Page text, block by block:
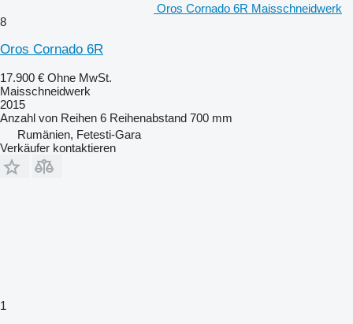
Oros Cornado 6R Maisschneidwerk
8
Oros Cornado 6R
17.900 € Ohne MwSt.
Maisschneidwerk
2015
Anzahl von Reihen 6 Reihenabstand 700 mm
Rumänien, Fetesti-Gara
Verkäufer kontaktieren
1